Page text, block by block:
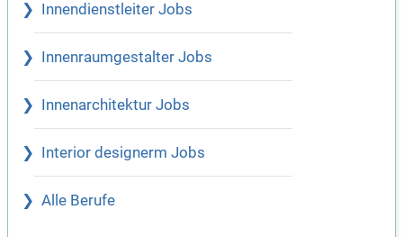
Innendienstleiter Jobs
Innenraumgestalter Jobs
Innenarchitektur Jobs
Interior designerm Jobs
Alle Berufe